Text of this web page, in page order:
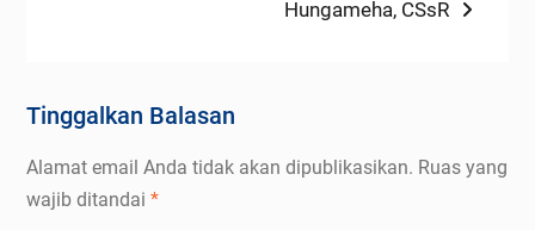
Hungameha, CSsR
Tinggalkan Balasan
Alamat email Anda tidak akan dipublikasikan. Ruas yang
wajib ditandai *